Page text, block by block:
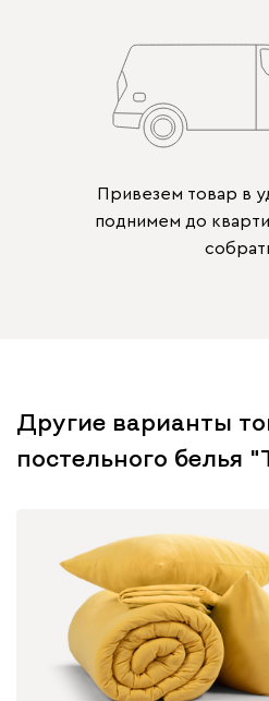
Привезем товар в
поднимем до
Другие варианты
постельного белья